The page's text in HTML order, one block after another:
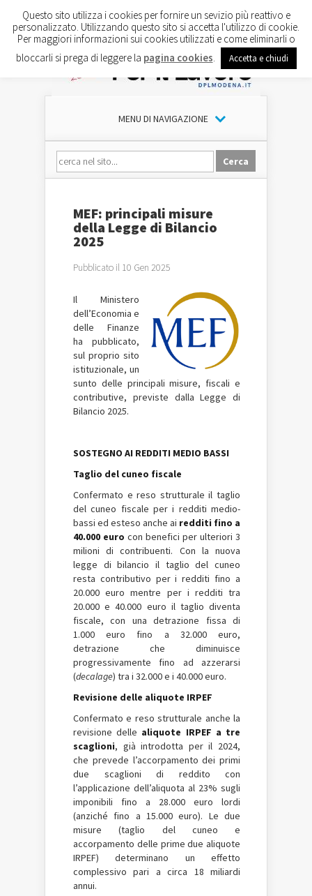
MENU DI NAVIGAZIONE
MEF: principali misure
della Legge di Bilancio
2025
Pubblicato il 10 Gen 2025
Il Ministero
dell’Economia e
delle Finanze
ha pubblicato,
sul proprio sito
istituzionale, un
sunto delle principali misure, fiscali e
contributive, previste dalla Legge di
Bilancio 2025.
SOSTEGNO AI REDDITI MEDIO BASSI
Taglio del cuneo fiscale
Confermato e reso strutturale il taglio
del cuneo fiscale per i redditi medio-
bassi ed esteso anche ai redditi fino a
40.000 euro con benefici per ulteriori 3
milioni di contribuenti. Con la nuova
legge di bilancio il taglio del cuneo
resta contributivo per i redditi fino a
20.000 euro mentre per i redditi tra
20.000 e 40.000 euro il taglio diventa
fiscale, con una detrazione fissa di
1.000 euro fino a 32.000 euro,
detrazione che diminuisce
progressivamente fino ad azzerarsi
(decalage) tra i 32.000 e i 40.000 euro.
Revisione delle aliquote IRPEF
Confermato e reso strutturale anche la
revisione delle aliquote IRPEF a tre
scaglioni, già introdotta per il 2024,
che prevede l’accorpamento dei primi
due scaglioni di reddito con
l’applicazione dell’aliquota al 23% sugli
imponibili fino a 28.000 euro lordi
(anziché fino a 15.000 euro). Le due
misure (taglio del cuneo e
accorpamento delle prime due aliquote
IRPEF) determinano un effetto
complessivo pari a circa 18 miliardi
annui.
Questo sito utilizza i cookies per fornire un sevizio più reattivo e
personalizzato. Utilizzando questo sito si accetta l'utilizzo di cookie.
Per maggiori informazioni sui cookies utilizzati e come eliminarli o
bloccarli si prega di leggere la pagina cookies Accetta e chiudi